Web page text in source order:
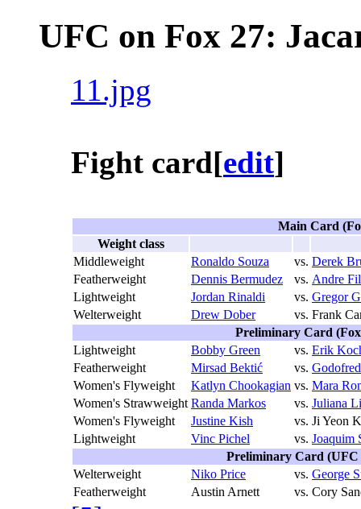
UFC on Fox 27:
11.jpg
Fight card[edit]
Main Card
Weight class
Middleweight
Ronaldo Souza vs. Derek
Featherweight
Dennis Bermudez vs. Andre
Lightweight
Jordan Rinaldi vs. Gregor
Welterweight
Drew Dober vs. Frank
Preliminary Card
Lightweight
Bobby Green vs. Erik
Featherweight
Mirsad Bektić vs.
Women's Flyweight
Katlyn Chookagian vs. Mara
Women's Strawweight Randa Markos vs. Juliana
Women's Flyweight
Justine Kish vs. Ji Yeon
Lightweight
Vinc Pichel vs. Joaquim
Preliminary Card (UFC
Welterweight
Niko Price vs. George
Featherweight
Austin Arnett vs. Cory